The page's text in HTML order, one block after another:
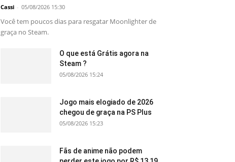
Cassi - 05/08/2026 15:30
Você tem poucos dias para resgatar Moonlighter de
graça no Steam.
O que está Grátis agora na
Steam ?
05/08/2026 15:24
Jogo mais elogiado de 2026
chegou de graça na PS Plus
05/08/2026 15:23
Fãs de anime não podem